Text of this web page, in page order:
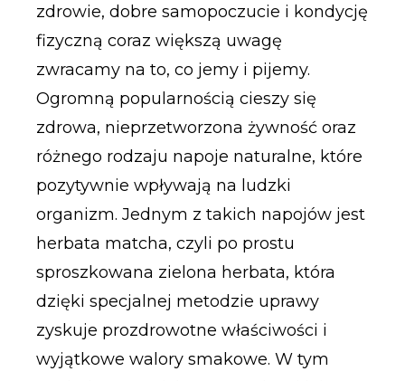
zdrowie, dobre samopoczucie i kondycję
fizyczną coraz większą uwagę
zwracamy na to, co jemy i pijemy.
Ogromną popularnością cieszy się
zdrowa, nieprzetworzona żywność oraz
różnego rodzaju napoje naturalne, które
pozytywnie wpływają na ludzki
organizm. Jednym z takich napojów jest
herbata matcha, czyli po prostu
sproszkowana zielona herbata, która
dzięki specjalnej metodzie uprawy
zyskuje prozdrowotne właściwości i
wyjątkowe walory smakowe. W tym